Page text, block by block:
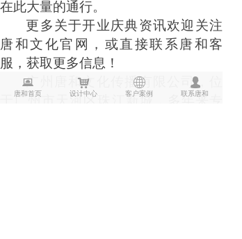
在此大量的通行。
更多关于开业庆典资讯欢迎关注
唐和文化官网，或直接联系唐和客
服，获取 更多信息 ！
广州唐和文化传播有限公司，位
뀵
唐和首页
낙
设计中心
ꄓ
客户案例
넙
联系唐和